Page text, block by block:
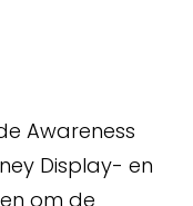
Awareness
Display- en
om de